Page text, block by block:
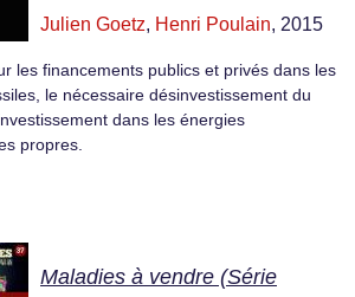
Julien Goetz, Henri Poulain, 2015
les financements publics et privés dans les
le nécessaire désinvestissement du
dans les énergies
propres.
Maladies à vendre (Série